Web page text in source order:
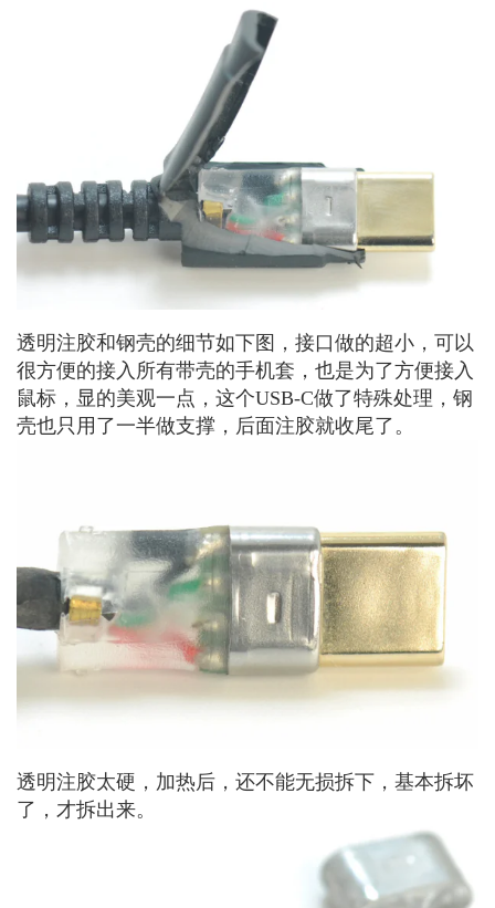
透明注胶和钢壳的细节如下图，接口做的超小，可以
很方便的接入所有带壳的手机套，也是为了方便接入
鼠标，显的美观一点，这个USB-C做了特殊处理，钢
壳也只用了一半做支撑，后面注胶就收尾了。
透明注胶太硬，加热后，还不能无损拆下，基本拆坏
了，才拆出来。